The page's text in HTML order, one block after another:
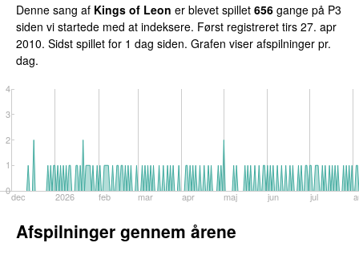
Denne sang af Kings of Leon er blevet spillet 656 gange på P3
siden vi startede med at indeksere. Først registreret tirs 27. apr
2010. Sidst spillet for 1 dag siden. Grafen viser afspilninger pr.
dag.
dec 2026 feb mar apr maj jun jul
0
1
2
3
4
Afspilninger gennem årene